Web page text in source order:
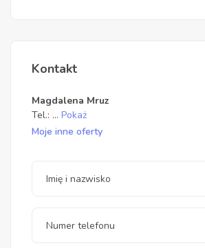
Kontakt
Magdalena Mruz
Tel.: ... Pokaż
Moje inne oferty